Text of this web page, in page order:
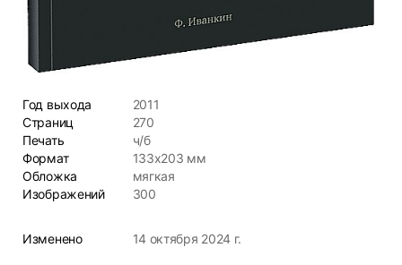
Год выхода
2011
Страниц
270
Печать
ч/б
Формат
133х203 мм
Обложка
мягкая
Изображений
300
Изменено 14 октября 2024 г.